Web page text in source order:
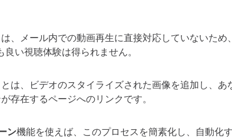
、メール内での動画再生に直接対応していないため、
い視聴体験は得られません。
は、ビデオのスタイライズされた画像を追加し、あ
存在するページへのリンクです。
ン機能を使えば、このプロセスを簡素化し、自動化す